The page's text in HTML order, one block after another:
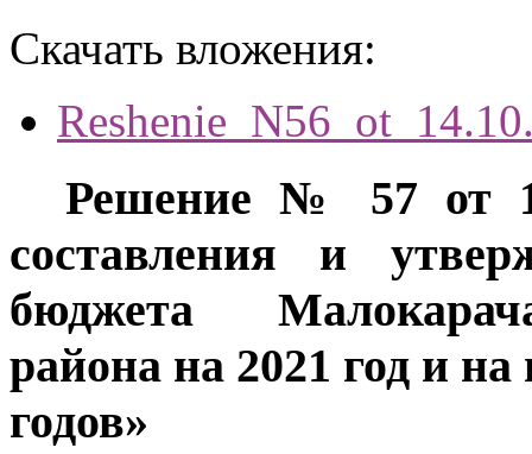
Скачать вложения:
Решение № 57 от
составления и
бюджета
района на 2021 год и
годов»